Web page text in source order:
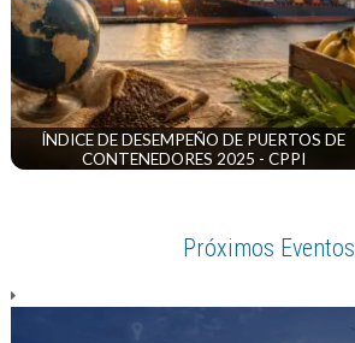
ÍNDICE DE DESEMPEÑO DE PUERTOS DE
CONTENEDORES 2025 - CPPI
Próximos Eventos